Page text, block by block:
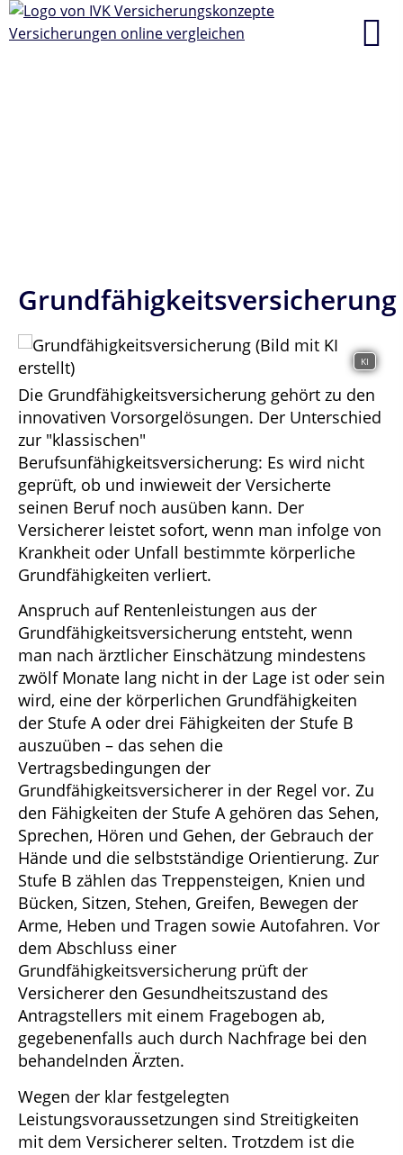
Grundfähigkeitsversicherung
KI
Die Grundfähigkeitsversicherung gehört zu den
innovativen Vorsorgelösungen. Der Unterschied
zur "klassischen"
Berufsunfähigkeitsversicherung: Es wird nicht
geprüft, ob und inwieweit der Versicherte
seinen Beruf noch ausüben kann. Der
Versicherer leistet sofort, wenn man infolge von
Krankheit oder Unfall bestimmte körperliche
Grundfähigkeiten verliert.
Anspruch auf Rentenleistungen aus der
Grundfähigkeitsversicherung entsteht, wenn
man nach ärztlicher Einschätzung mindestens
zwölf Monate lang nicht in der Lage ist oder sein
wird, eine der körperlichen Grundfähigkeiten
der Stufe A oder drei Fähigkeiten der Stufe B
auszuüben – das sehen die
Vertragsbedingungen der
Grundfähigkeitsversicherer in der Regel vor. Zu
den Fähigkeiten der Stufe A gehören das Sehen,
Sprechen, Hören und Gehen, der Gebrauch der
Hände und die selbstständige Orientierung. Zur
Stufe B zählen das Treppensteigen, Knien und
Bücken, Sitzen, Stehen, Greifen, Bewegen der
Arme, Heben und Tragen sowie Autofahren. Vor
dem Abschluss einer
Grundfähigkeitsversicherung prüft der
Versicherer den Gesundheitszustand des
Antragstellers mit einem Fragebogen ab,
gegebenenfalls auch durch Nachfrage bei den
behandelnden Ärzten.
Wegen der klar festgelegten
Leistungsvoraussetzungen sind Streitigkeiten
mit dem Versicherer selten. Trotzdem ist die